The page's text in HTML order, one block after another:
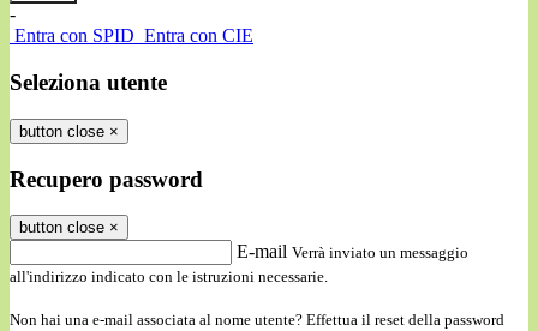
-
Entra con SPID Entra con CIE
Seleziona utente
button close ×
Recupero password
button close ×
E-mail Verrà inviato un messaggio
all'indirizzo indicato con le istruzioni necessarie.
Non hai una e-mail associata al nome utente? Effettua il reset della password